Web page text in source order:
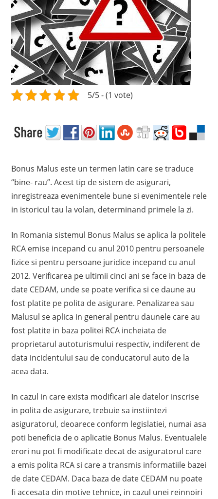
e
l
m
a
i
p
r
e
p
e
r
u
R
C
5/5 - (1 vote)
Bonus Malus este un termen latin care se traduce
“bine- rau”. Acest tip de sistem de asigurari,
inregistreaza evenimentele bune si evenimentele rele
in istoricul tau la volan, determinand primele la zi.
In Romania sistemul Bonus Malus se aplica la politele
RCA emise incepand cu anul 2010 pentru persoanele
fizice si pentru persoane juridice incepand cu anul
2012. Verificarea pe ultimii cinci ani se face in baza de
date CEDAM, unde se poate verifica si ce daune au
fost platite pe polita de asigurare. Penalizarea sau
Malusul se aplica in general pentru daunele care au
fost platite in baza politei RCA incheiata de
proprietarul autoturismului respectiv, indiferent de
data incidentului sau de conducatorul auto de la
acea data.
In cazul in care exista modificari ale datelor inscrise
in polita de asigurare, trebuie sa instiintezi
asiguratorul, deoarece conform legislatiei, numai asa
poti beneficia de o aplicatie Bonus Malus. Eventualele
erori nu pot fi modificate decat de asiguratorul care
a emis polita RCA si care a transmis informatiile bazei
de date CEDAM. Daca baza de date CEDAM nu poate
fi accesata din motive tehnice, in cazul unei reinnoiri